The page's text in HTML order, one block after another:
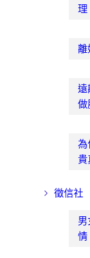
理
離
遠
做
為
貴
徵信社
男
情